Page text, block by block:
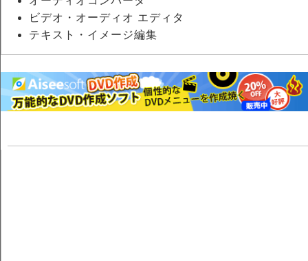
ビデオ・オーディオ エディタ
テキスト・イメージ編集